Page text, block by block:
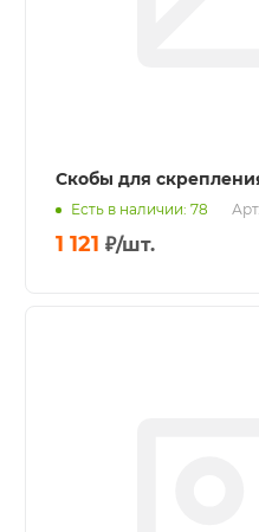
Скобы для скрепления
Есть в наличии: 78
1 121 ₽/шт.